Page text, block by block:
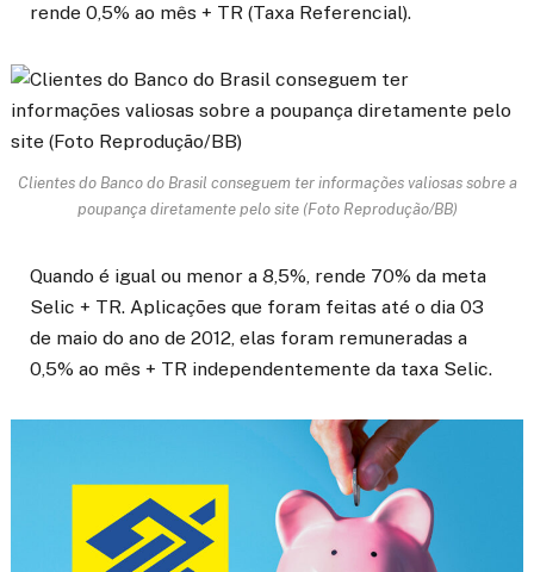
rende 0,5% ao mês + TR (Taxa Referencial).
Clientes do Banco do Brasil conseguem ter informações valiosas sobre a
poupança diretamente pelo site (Foto Reprodução/BB)
Quando é igual ou menor a 8,5%, rende 70% da meta
Selic + TR. Aplicações que foram feitas até o dia 03
de maio do ano de 2012, elas foram remuneradas a
0,5% ao mês + TR independentemente da taxa Selic.